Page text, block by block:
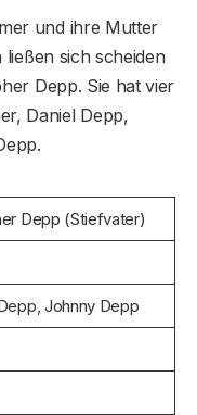
und ihre Mutter
sich scheiden
Depp. Sie hat vier
Daniel Depp,
Depp (Stiefvater)
Johnny Depp